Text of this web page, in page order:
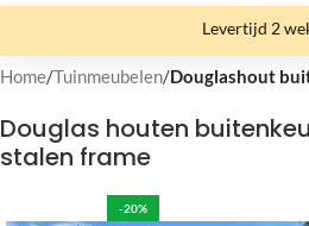
Levertijd 2
Gratis
Gratis
Home Tuinmeubelen Douglashout
Douglas houten
stalen frame
-20%